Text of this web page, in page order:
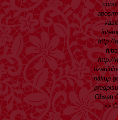
http://
http://
nákup
predpisu
Obsah
>>